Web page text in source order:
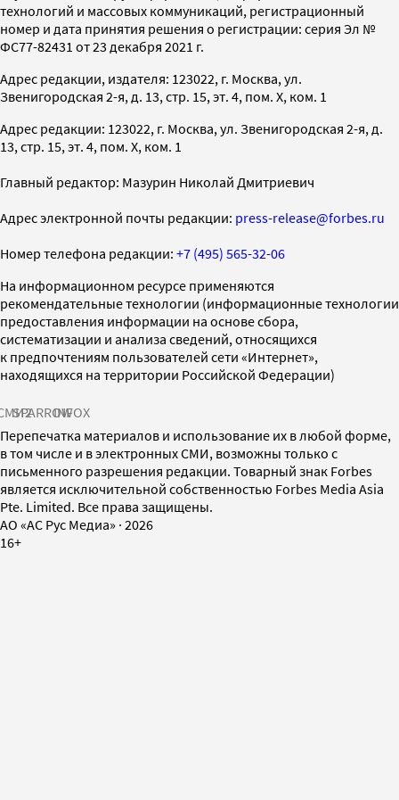
технологий и массовых коммуникаций, регистрационный
номер и дата принятия решения о регистрации: серия Эл №
ФС77-82431 от 23 декабря 2021 г.
Адрес редакции, издателя: 123022, г. Москва, ул.
Звенигородская 2-я, д. 13, стр. 15, эт. 4, пом. X, ком. 1
Адрес редакции: 123022, г. Москва, ул. Звенигородская 2-я, д.
13, стр. 15, эт. 4, пом. X, ком. 1
Главный редактор: Мазурин Николай Дмитриевич
Адрес электронной почты редакции: press-release@forbes.ru
Номер телефона редакции: +7 (495) 565-32-06
На информационном ресурсе применяются
рекомендательные технологии (информационные технологии
предоставления информации на основе сбора,
систематизации и анализа сведений, относящихся
к предпочтениям пользователей сети «Интернет»,
находящихся на территории Российской Федерации)
SPARROWINFOX
Перепечатка материалов и использование их в любой форме,
в том числе и в электронных СМИ, возможны только с
письменного разрешения редакции. Товарный знак Forbes
является исключительной собственностью Forbes Media Asia
Pte. Limited. Все права защищены.
AO «АС Рус Медиа» · 2026
16+